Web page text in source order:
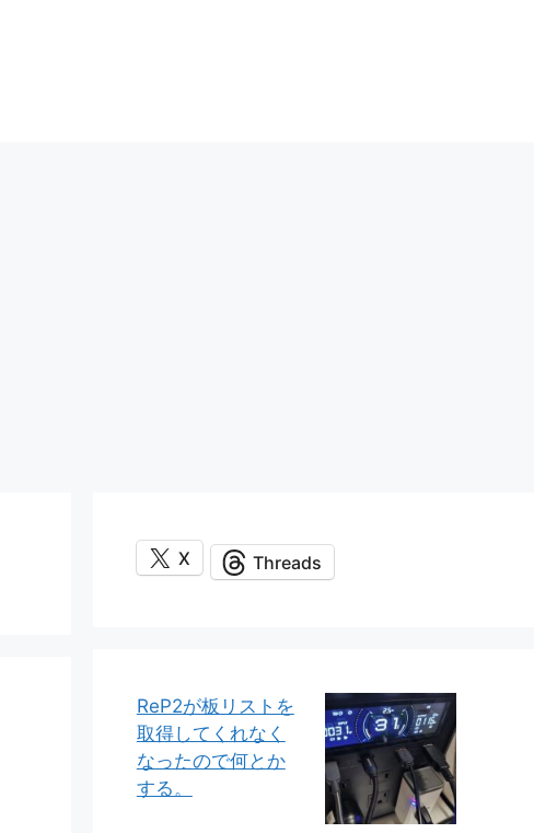
X Threads
ReP2が板リストを
取得してくれなく
なったので何とか
する。